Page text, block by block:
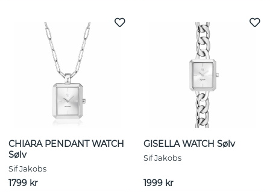
CHIARA PENDANT WATCH
Sølv
Sif Jakobs
1799 kr
GISELLA WATCH Sølv
Sif Jakobs
1999 kr